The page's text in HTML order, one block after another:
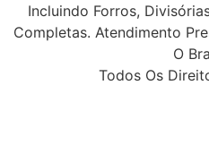
Incluindo Forros,
Completas. Atendimento
O
Todos Os